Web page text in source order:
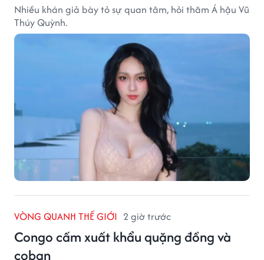
Nhiều khán giả bày tỏ sự quan tâm, hỏi thăm Á hậu Vũ
Thúy Quỳnh.
VÒNG QUANH THẾ GIỚI 2 giờ trước
Congo cấm xuất khẩu quặng đồng và
coban